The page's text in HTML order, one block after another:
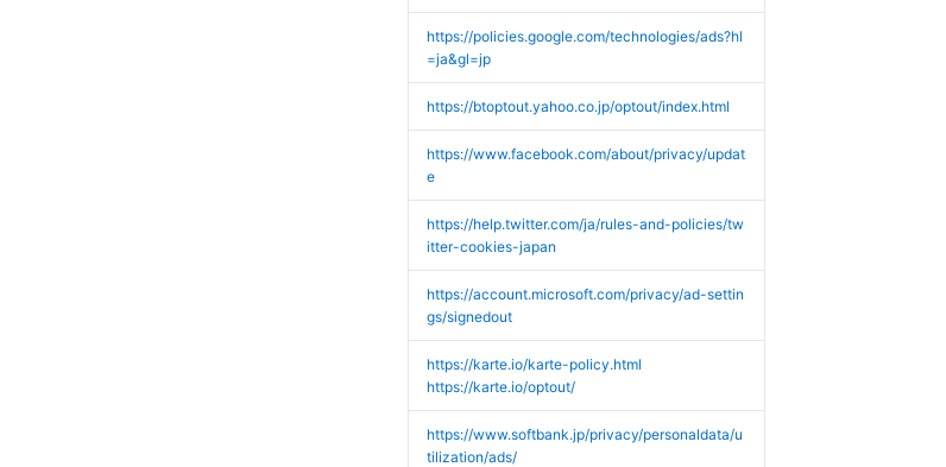
https://policies.google.com/technologies/ads?hl
=ja&gl=jp
https://btoptout.yahoo.co.jp/optout/index.html
https://www.facebook.com/about/privacy/updat
e
https://help.twitter.com/ja/rules-and-policies/tw
itter-cookies-japan
https://account.microsoft.com/privacy/ad-settin
gs/signedout
https://karte.io/karte-policy.html
https://karte.io/optout/
https://www.softbank.jp/privacy/personaldata/u
tilization/ads/